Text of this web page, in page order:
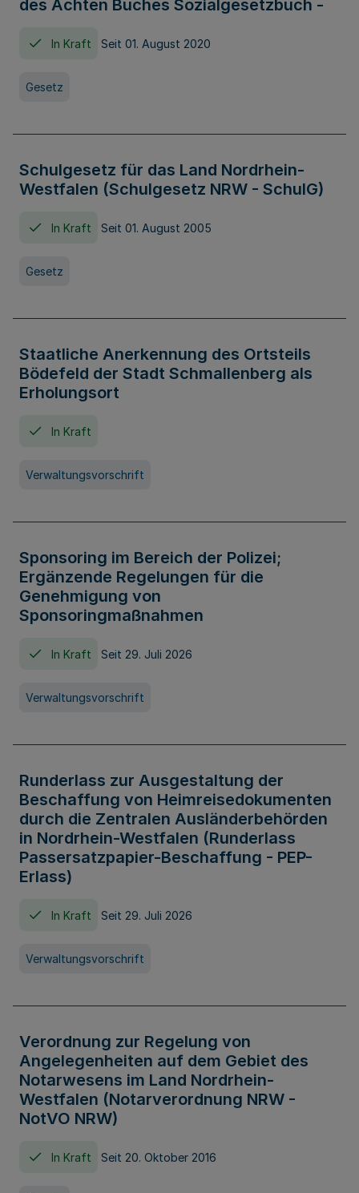
des Achten Buches Sozialgesetzbuch -
In Kraft Seit 01. August 2020
Gesetz
Schulgesetz für das Land Nordrhein-
Westfalen (Schulgesetz NRW - SchulG)
In Kraft Seit 01. August 2005
Gesetz
Staatliche Anerkennung des Ortsteils
Bödefeld der Stadt Schmallenberg als
Erholungsort
In Kraft
Verwaltungsvorschrift
Sponsoring im Bereich der Polizei;
Ergänzende Regelungen für die
Genehmigung von
Sponsoringmaßnahmen
In Kraft Seit 29. Juli 2026
Verwaltungsvorschrift
Runderlass zur Ausgestaltung der
Beschaffung von Heimreisedokumenten
durch die Zentralen Ausländerbehörden
in Nordrhein-Westfalen (Runderlass
Passersatzpapier-Beschaffung - PEP-
Erlass)
In Kraft Seit 29. Juli 2026
Verwaltungsvorschrift
Verordnung zur Regelung von
Angelegenheiten auf dem Gebiet des
Notarwesens im Land Nordrhein-
Westfalen (Notarverordnung NRW -
NotVO NRW)
In Kraft Seit 20. Oktober 2016